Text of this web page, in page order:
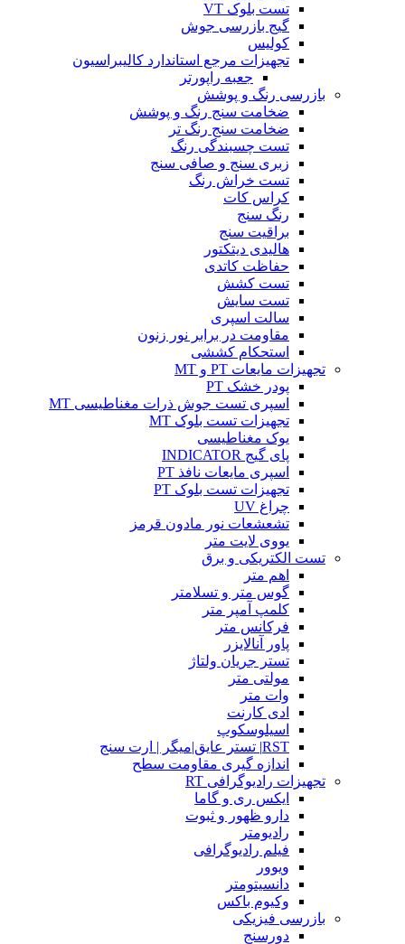
تست بلوک VT
گیج بازرسی جوش
کولیس
تجهیزات مرجع استاندارد کالیبراسیون
جعبه راپورتر
بازرسی رنگ و پوشش
ضخامت سنج رنگ و پوشش
ضخامت سنج رنگ تر
تست چسبندگی رنگ
زبری سنج و صافی سنج
تست خراش رنگ
کراس کات
رنگ سنج
براقیت سنج
هالیدی دیتکتور
حفاظت کاتدی
تست کشش
تست سایش
سالت اسپری
مقاومت در برابر نور زنون
استحکام کششی
تجهیزات مایعات PT و MT
پودر خشک PT
اسپری تست جوش ذرات مغناطیسی MT
تجهیزات تست بلوک MT
یوک مغناطیسی
پای گیج INDICATOR
اسپری مایعات نافذ PT
تجهیزات تست بلوک PT
چراغ UV
تشعشعات نور مادون قرمز
یووی لایت متر
تست الکتریکی و برق
اهم متر
گوس متر و تسلامتر
کلمپ آمپر متر
فرکانس متر
پاور آنالایزر
تستر جریان ولتاژ
مولتی متر
وات متر
ادی کارنت
اسیلوسکوپ
RST| تستر عایق|میگر | ارت سنج
اندازه گیری مقاومت سطح
تجهیزات رادیوگرافی RT
ایکس ری و گاما
دارو ظهور و ثبوت
رادیومتر
فیلم رادیوگرافی
ویوور
دانسیتومتر
وکیوم باکس
بازرسی فیزیکی
دورسنج